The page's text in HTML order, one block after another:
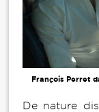
François Perret
De nature